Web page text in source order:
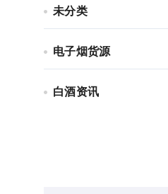
未分类
电子烟货源
白酒资讯